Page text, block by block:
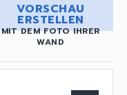
VORSCHAU
ERSTELLEN
MIT DEM FOTO IHRER
WAND